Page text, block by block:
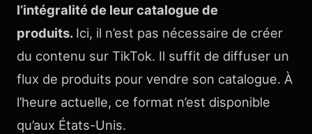
l’intégralité de leur catalogue de
produits. Ici, il n’est pas nécessaire de créer
du contenu sur TikTok. Il suffit de diffuser un
flux de produits pour vendre son catalogue. À
l’heure actuelle, ce format n’est disponible
qu’aux États-Unis.